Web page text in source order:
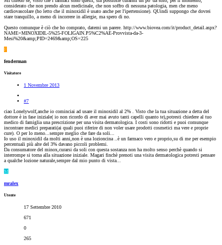
considerato che non prendo alcun medicinale, che non soffro di nessuna patologia, men che meno
cardiovascolare (ho letto che il minoxidil è usato anche per l'ipertensione). QUindi suppongo che dovrei
stare tranquillo, a meno di incorrere in allergie, ma spero di no.
Questo comunque è ciò che ho comprato, datemi un parere. http://www.biovea.com/it/product_detail.aspx?
NAME=MINOXIDIL-5%25-FOLIGAIN.P5%C2%AE-Provvista-da-3-
Mesi%20&amp;PID=2469&amp;OS=225
F
fenderman
Visitatore
1 Novembre 2013
#7
ciao Lonelywolf,anche io cominciai ad usare il minoxidil al 2% . Visto che la tua situazione a detta del
dottore è in fase iniziale( io non ricordo di aver mai avuto tanti capelli quanto te),potresti chiedere al tuo
medico di famiglia una prescrizione per una visita dermatologica. I costi sono ridotti e puoi comunque
incontrare medici preparati(ai quali puoi riferire di non voler usare prodotti cosmetici ma vere e proprie
cure). O per lo meno...sempre meglio che fare da soli...
Io uso il minoxidil da molti anni,non è una lozioncina ..è un farmaco vero e proprio,su di me per esempio
percentuali più alte del 3% davano piccoli problemi.
Da consumatore del minox,curarsi da soli con questa sostanza non ha molto senso perchè quando si
interrompe si torna alla situazione iniziale. Magari finchè prenoti una visita dermatologica potresti pensare
a qualche lozione naturale,sempre dal mio punto di vista...
M
mralex
Utente
17 Settembre 2010
671
0
265